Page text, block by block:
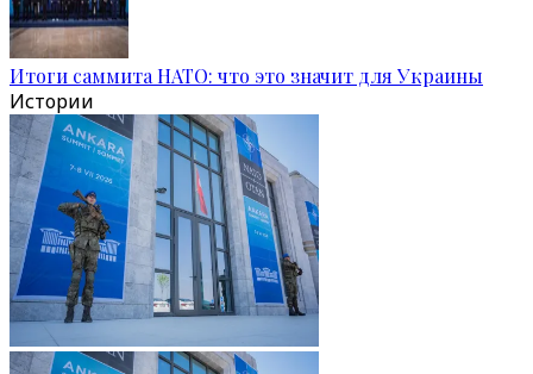
Итоги саммита НАТО: что это значит для Украины
Истории